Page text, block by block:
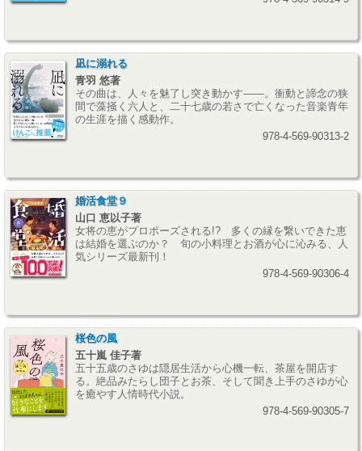
凪に溺れる
青羽 悠著
その曲は、人々を魅了し突き動かす――。衝動と諦念の狭
間で藻掻く六人と、二十七歳の若さで亡くなった音楽青年
の生涯を描く感動作。
978-4-569-90313-2
婚活食堂９
山口 恵以子著
女将の恵がプロポーズされる!? 多くの縁を繋いできた恵
は結婚を選ぶのか？ 旬の小料理とお酒が心に沁みる、人
気シリーズ最新刊！
978-4-569-90306-4
桜色の風
五十嵐 佳子著
五十五歳のさゆは隠居生活から心機一転、茶屋を開店す
る。絶品みたらし団子とお茶、そして聞き上手のさゆが心
を癒やす人情時代小説。
978-4-569-90305-7